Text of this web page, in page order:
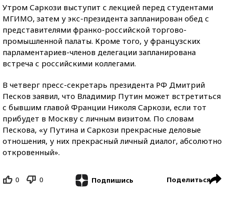
Утром Саркози выступит с лекцией перед студентами
МГИМО, затем у экс-президента запланирован обед с
представителями франко-российской торгово-
промышленной палаты. Кроме того, у французских
парламентариев-членов делегации запланирована
встреча с российскими коллегами.
В четверг пресс-секретарь президента РФ Дмитрий
Песков заявил, что Владимир Путин может встретиться
с бывшим главой Франции Николя Саркози, если тот
прибудет в Москву с личным визитом. По словам
Пескова, «у Путина и Саркози прекрасные деловые
отношения, у них прекрасный личный диалог, абсолютно
откровенный».
0 0 Подпишись Поделиться